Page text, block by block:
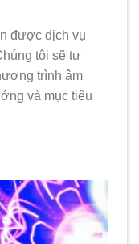
được dịch vụ
tôi sẽ tư
trình âm
và mục tiêu